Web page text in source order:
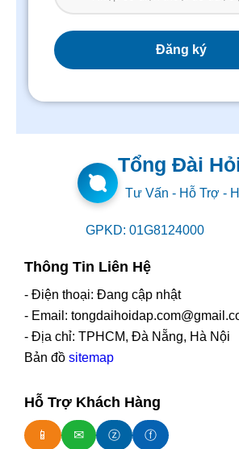
Tổng Đài
Tư Vấn - Hỗ Trợ -
GPKD: 01G8124000
Thông Tin Liên Hệ
- Điện thoại: Đang cập nhật
- Email:
- Địa chỉ: TPHCM, Đà Nẵng, Hà Nội
Bản đồ sitemap
Hỗ Trợ Khách Hàng
📱 ✉ ⓩ ⓕ